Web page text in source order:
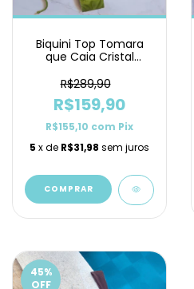
Biquini Top Tomara
que Caia Cristal
R$289,90
R$159,90
R$155,10 com Pix
5 x de R$31,98 sem juros
COMPRAR
45%
OFF